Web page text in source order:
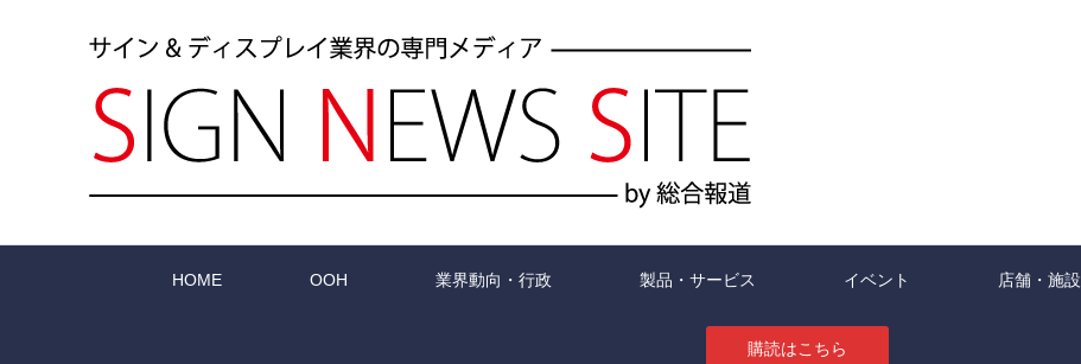
HOME OOH 業界動向・行政 製品・サービス イベント 店舗・施設
購読はこちら